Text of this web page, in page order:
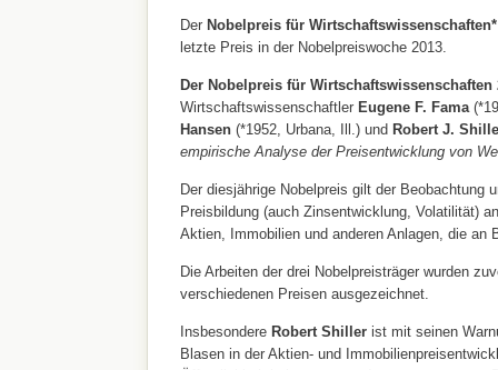
Der Nobelpreis für Wirtschaftswissenschaften*
letzte Preis in der Nobelpreiswoche 2013.
Der Nobelpreis für Wirtschaftswissenschaften
Wirtschaftswissenschaftler Eugene F. Fama
Hansen(*1952, Urbana, Ill.) und Robert J.
empirische Analyse der Preisentwicklung von
Der diesjährige Nobelpreis gilt der Beobachtung
Preisbildung (auch Zinsentwicklung, Volatilität)
Aktien, Immobilien und anderen Anlagen, die an
Die Arbeiten der drei Nobelpreisträger wurden
verschiedenen Preisen ausgezeichnet.
Insbesondere Robert Shillerist mit seinen
Blasen in der Aktien- und